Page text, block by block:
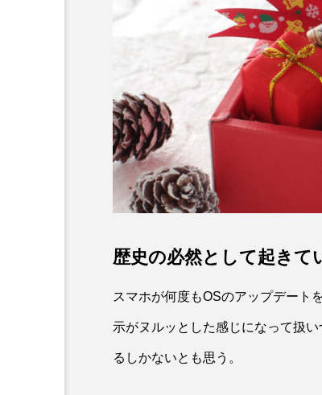
歴史の必然として起きて
スマホが何度もOSのアップデート
示がヌルッとした感じになって扱
るしかないとも思う。